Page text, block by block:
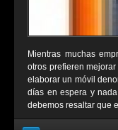
Mientras muchas
otros prefieren
elaborar un móvil
días en espera y
debemos resaltar que